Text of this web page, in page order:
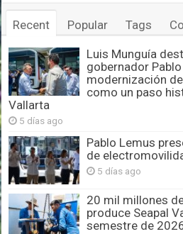
Recent Popular Tags
Luis Munguía
gobernador
modernización
como un paso
Vallarta
5 días ago
Pablo Lemus
de
5 días ago
20 mil millones
produce Seapal
semestre de